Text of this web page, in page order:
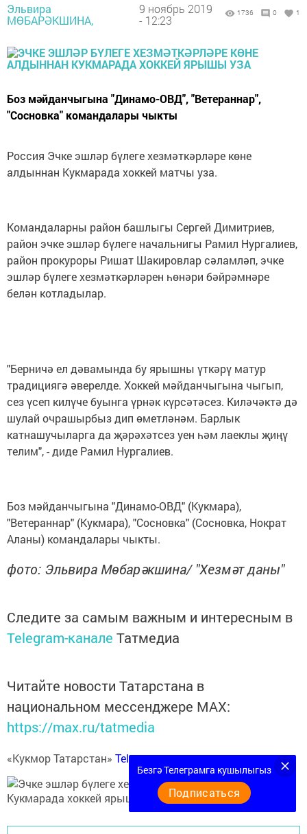
Эльвира
МӨБАРӘКШИНА,
9 ноябрь 2019
- 12:23
1736 0 1
Боз мәйданчыгына "Динамо-ОВД", "Ветераннар",
"Сосновка" командалары чыкты
Россия Эчке эшләр бүлеге хезмәткәрләре көне
алдыннан Кукмарада хоккей матчы уза.
Командаларны район башлыгы Сергей Димитриев,
район эчке эшләр бүлеге начальнигы Рамил Нургалиев,
район прокуроры Ришат Шакировлар сәламләп, эчке
эшләр бүлеге хезмәткәрләрен һөнәри бәйрәмнәре
белән котладылар.
"Берничә ел дәвамында бу ярышны үткәрү матур
традициягә әверелде. Хоккей мәйданчыгына чыгып,
сез үсеп килүче буынга үрнәк күрсәтәсез. Киләчәктә дә
шулай очрашырбыз дип өметләнәм. Барлык
катнашучыларга да җәрәхәтсез уен һәм лаеклы җиңү
телим", - диде Рамил Нургалиев.
Боз мәйданчыгына "Динамо-ОВД" (Кукмара),
"Ветераннар" (Кукмара), "Сосновка" (Сосновка, Нократ
Аланы) командалары чыкты.
фото: Эльвира Мөбарәкшина/ "Хезмәт даны"
Следите за самым важным и интересным в
Telegram-канале Татмедиа
Читайте новости Татарстана в
национальном мессенджере MАХ:
https://max.ru/tatmedia
«Кукмор Татарстан» Telegram-каналгаязылыгыз
Безгә Телеграмга кушылыгыз
Подписаться